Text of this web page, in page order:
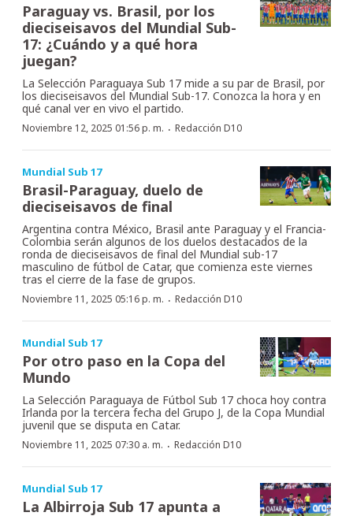
Paraguay vs. Brasil, por los
dieciseisavos del Mundial Sub-
17: ¿Cuándo y a qué hora
juegan?
La Selección Paraguaya Sub 17 mide a su par de Brasil, por
los dieciseisavos del Mundial Sub-17. Conozca la hora y en
qué canal ver en vivo el partido.
Noviembre 12, 2025 01:56 p. m. · Redacción D10
Mundial Sub 17
Brasil-Paraguay, duelo de
dieciseisavos de final
Argentina contra México, Brasil ante Paraguay y el Francia-
Colombia serán algunos de los duelos destacados de la
ronda de dieciseisavos de final del Mundial sub-17
masculino de fútbol de Catar, que comienza este viernes
tras el cierre de la fase de grupos.
Noviembre 11, 2025 05:16 p. m. · Redacción D10
Mundial Sub 17
Por otro paso en la Copa del
Mundo
La Selección Paraguaya de Fútbol Sub 17 choca hoy contra
Irlanda por la tercera fecha del Grupo J, de la Copa Mundial
juvenil que se disputa en Catar.
Noviembre 11, 2025 07:30 a. m. · Redacción D10
Mundial Sub 17
La Albirroja Sub 17 apunta a